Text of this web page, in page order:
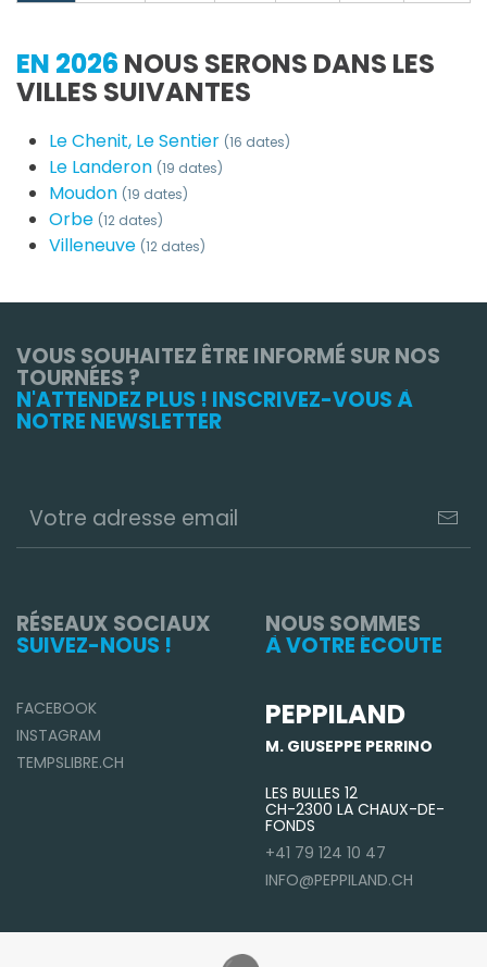
EN 2026 NOUS SERONS DANS LES
VILLES SUIVANTES
Le Chenit, Le Sentier (16 dates)
Le Landeron (19 dates)
Moudon (19 dates)
Orbe (12 dates)
Villeneuve (12 dates)
VOUS SOUHAITEZ ÊTRE INFORMÉ SUR NOS
TOURNÉES ?
N'ATTENDEZ PLUS ! INSCRIVEZ-VOUS À
NOTRE NEWSLETTER
RÉSEAUX SOCIAUX
SUIVEZ-NOUS !
FACEBOOK
INSTAGRAM
TEMPSLIBRE.CH
NOUS SOMMES
À VOTRE ÉCOUTE
PEPPILAND
M. GIUSEPPE PERRINO
LES BULLES 12
CH-2300 LA CHAUX-DE-
FONDS
+41 79 124 10 47
INFO@PEPPILAND.CH